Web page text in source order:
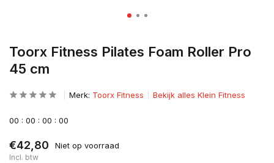
Toorx Fitness Pilates Foam Roller Pro
45 cm
Merk: Toorx Fitness Bekijk alles Klein Fitness
00 : 00 : 00 : 00
€42,80 Niet op voorraad
Incl. btw